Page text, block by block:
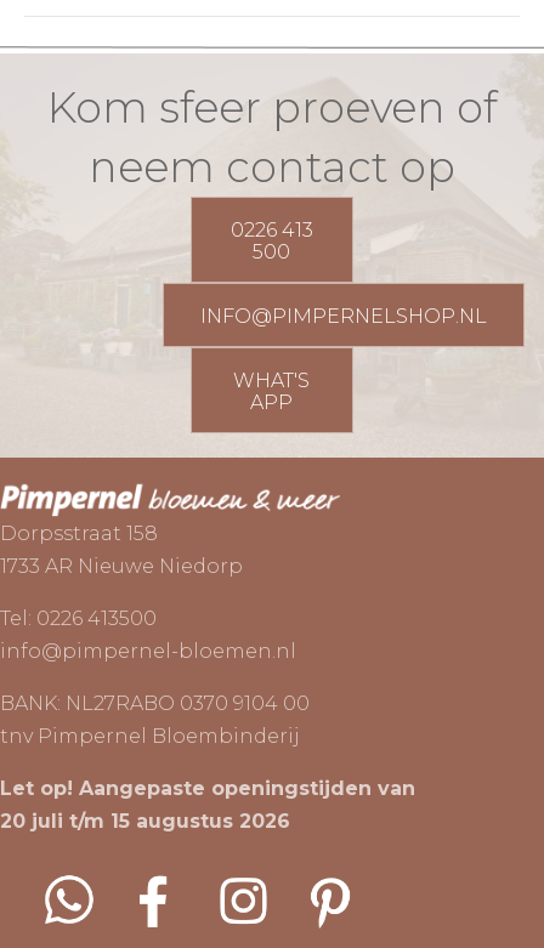
Kom sfeer proeven of
neem contact op
0226 413
500
INFO@PIMPERNELSHOP.NL
WHAT'S
APP
Dorpsstraat 158
1733 AR Nieuwe Niedorp
Tel: 0226 413500
info@pimpernel-bloemen.nl
BANK: NL27RABO 0370 9104 00
tnv Pimpernel Bloembinderij
Let op! Aangepaste openingstijden van
20 juli t/m 15 augustus 2026